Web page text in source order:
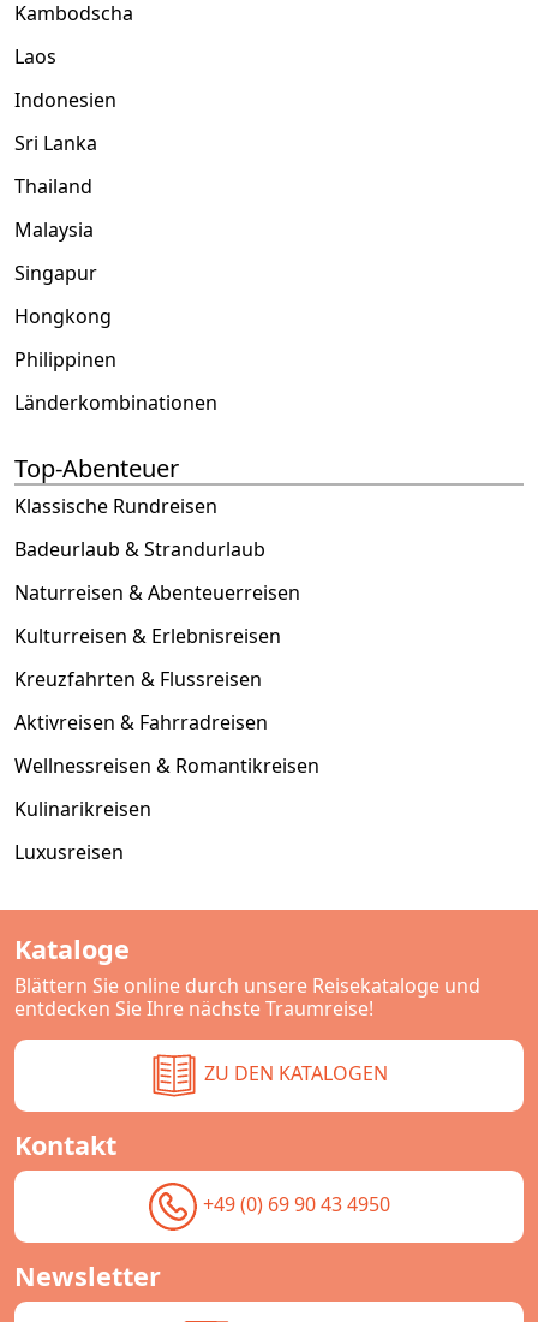
Kambodscha
Laos
Indonesien
Sri Lanka
Thailand
Malaysia
Singapur
Hongkong
Philippinen
Länderkombinationen
Top-Abenteuer
Klassische Rundreisen
Badeurlaub & Strandurlaub
Naturreisen & Abenteuerreisen
Kulturreisen & Erlebnisreisen
Kreuzfahrten & Flussreisen
Aktivreisen & Fahrradreisen
Wellnessreisen & Romantikreisen
Kulinarikreisen
Luxusreisen
Kataloge
Blättern Sie online durch unsere Reisekataloge und
entdecken Sie Ihre nächste Traumreise!
ZU DEN KATALOGEN
Kontakt
+49 (0) 69 90 43 4950
Newsletter